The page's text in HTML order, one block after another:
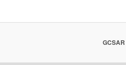
GCSAR